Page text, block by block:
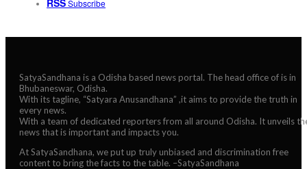
RSSSubscribe
SatyaSandhana is a Odisha based news portal. The head office of is in
Bhubaneswar, Odisha.
With its tagline, “Satyara Anusandhana” ,it aims to provide the truth in
every news.
With a team of dedicated reporters from all around Odisha. It unveils
news that is important and impacts you.
At SatyaSandhana, we put up truly unbiased and discrimination free
content to bring the facts to the table. –SatyaSandhana